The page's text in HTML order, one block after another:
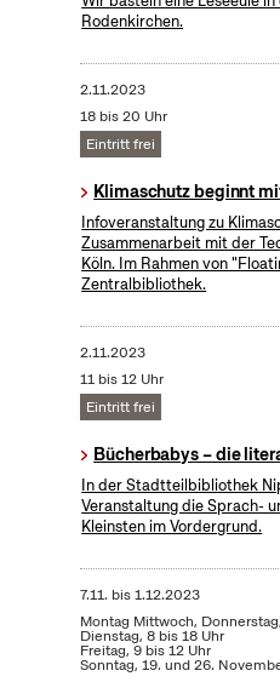
Rodenkirchen.
2.11.2023
18 bis 20 Uhr
Eintritt frei
Klimaschutz beginnt
Infoveranstaltung zu
Zusammenarbeit mit der
Köln. Im Rahmen von
Zentralbibliothek.
2.11.2023
11 bis 12 Uhr
Eintritt frei
Bücherbabys – die
In der Stadtteilbibliothek
Veranstaltung die Sprach-
Kleinsten im Vordergrund.
7.11. bis1.12.2023
Montag Mittwoch,
Dienstag, 8 bis 18 Uhr
Freitag, 9 bis 12 Uhr
Sonntag, 19. und 26.